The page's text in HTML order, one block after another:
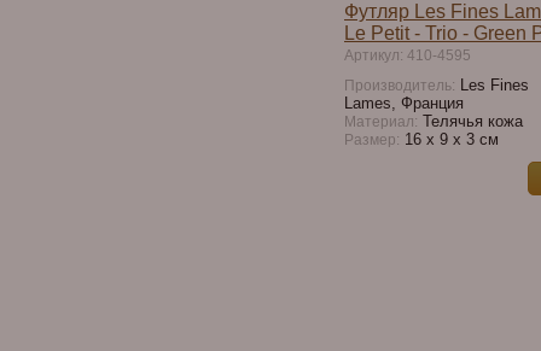
Футляр Les Fines
Le Petit - Trio - Green
Артикул: 410-4595
Производитель: Les Fines
Lames, Франция
Материал: Телячья кожа
Размер: 16 х 9 х 3 см